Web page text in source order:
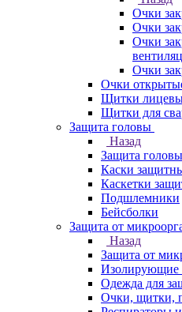
Очки
Очки
Очки
Очки
Очки
Щитки
Щитки для
Защита головы
Назад
Защита головы
Каски
Каскетки
Подшлемники
Бейсболки
Защита от
Назад
Защита от
Изолирующие
Одежда для
Очки, щитки,